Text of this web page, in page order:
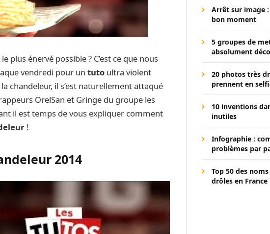
plus énervé possible ? C’est ce que nous
vendredi pour un tuto ultra violent
chandeleur, il s’est naturellement attaqué
OrelSan et Gringe du groupe les
il est temps de vous expliquer comment
!
2014
Arrêt sur image
bon moment
5 groupes de
absolument
20 photos très
prennent en
10 inventions
inutiles
Infographie :
problèmes par
Top 50 des
drôles en France